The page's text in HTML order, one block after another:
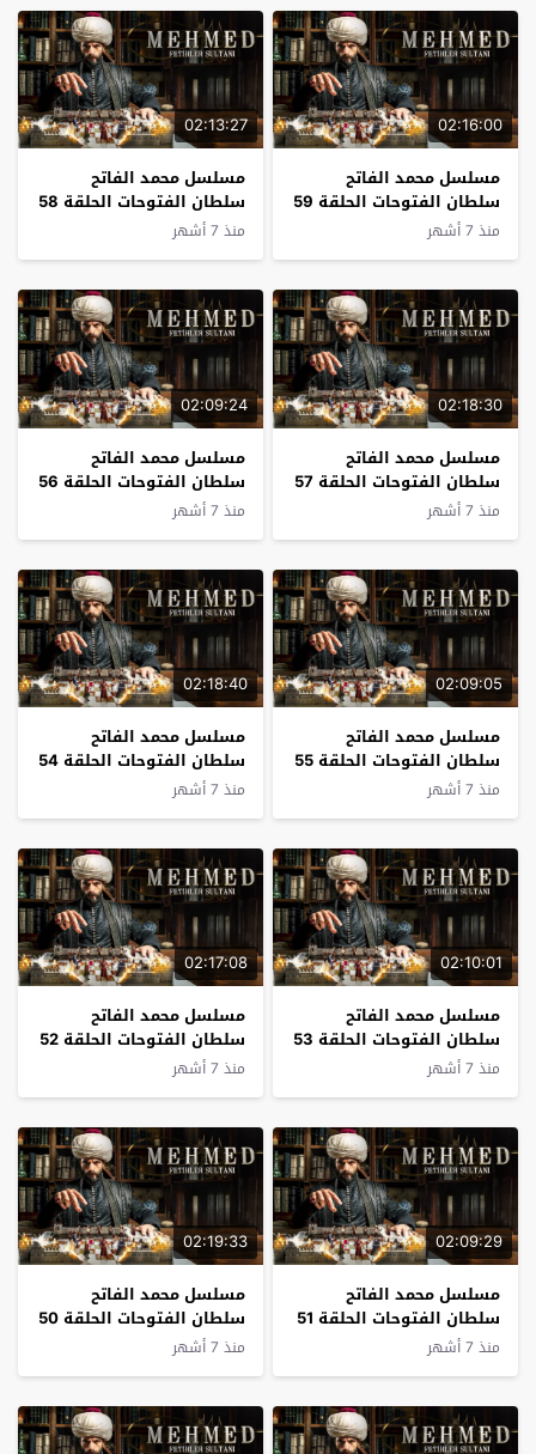
02:16:00
مسلسل محمد الفاتح
سلطان الفتوحات الحلقة 59
مترجم
منذ 7 أشهر
02:13:27
مسلسل محمد الفاتح
سلطان الفتوحات الحلقة 58
مترجم
منذ 7 أشهر
02:18:30
مسلسل محمد الفاتح
سلطان الفتوحات الحلقة 57
مترجم
منذ 7 أشهر
02:09:24
مسلسل محمد الفاتح
سلطان الفتوحات الحلقة 56
مترجم
منذ 7 أشهر
02:09:05
مسلسل محمد الفاتح
سلطان الفتوحات الحلقة 55
مترجم
منذ 7 أشهر
02:18:40
مسلسل محمد الفاتح
سلطان الفتوحات الحلقة 54
مترجم
منذ 7 أشهر
02:10:01
مسلسل محمد الفاتح
سلطان الفتوحات الحلقة 53
مترجم
منذ 7 أشهر
02:17:08
مسلسل محمد الفاتح
سلطان الفتوحات الحلقة 52
مترجم
منذ 7 أشهر
02:09:29
مسلسل محمد الفاتح
سلطان الفتوحات الحلقة 51
مترجم
منذ 7 أشهر
02:19:33
مسلسل محمد الفاتح
سلطان الفتوحات الحلقة 50
مترجم
منذ 7 أشهر